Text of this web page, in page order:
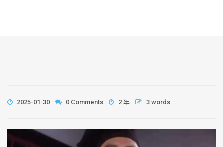
2025-01-30 0 Comments 2 年 3 words